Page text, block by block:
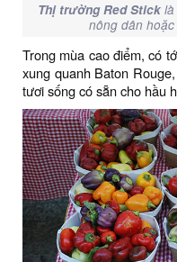
Thị trường Red Sticklà
nông dân
Trong mùa cao điểm, có
xung quanh Baton
tươi sống có sẵn cho hầu